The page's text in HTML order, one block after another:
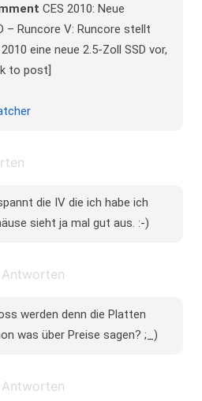
CES 2010: Neue
– Runcore V: Runcore stellt
eine neue 2.5-Zoll SSD vor,
to post]
die IV die ich habe ich
sieht ja mal gut aus. :-)
Antworten
werden denn die Platten
was über Preise sagen? ;_)
Antworten